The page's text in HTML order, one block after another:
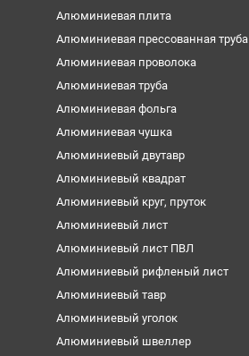
Алюминиевая плита
Алюминиевая прессованная труба
Алюминиевая проволока
Алюминиевая труба
Алюминиевая фольга
Алюминиевая чушка
Алюминиевый двутавр
Алюминиевый квадрат
Алюминиевый круг, пруток
Алюминиевый лист
Алюминиевый лист ПВЛ
Алюминиевый рифленый лист
Алюминиевый тавр
Алюминиевый уголок
Алюминиевый швеллер